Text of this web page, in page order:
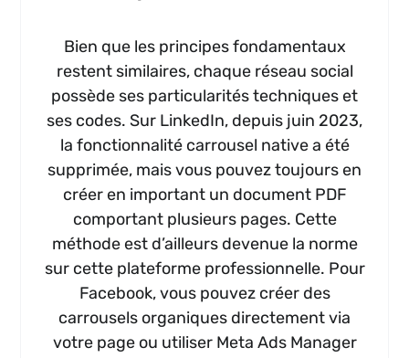
Bien que les principes fondamentaux
restent similaires, chaque réseau social
possède ses particularités techniques et
ses codes. Sur LinkedIn, depuis juin 2023,
la fonctionnalité carrousel native a été
supprimée, mais vous pouvez toujours en
créer en important un document PDF
comportant plusieurs pages. Cette
méthode est d’ailleurs devenue la norme
sur cette plateforme professionnelle. Pour
Facebook, vous pouvez créer des
carrousels organiques directement via
votre page ou utiliser Meta Ads Manager